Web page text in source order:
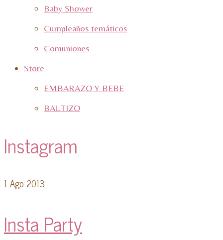
Baby Shower
Cumpleaños temáticos
Comuniones
Store
EMBARAZO Y BEBE
BAUTIZO
Instagram
1 Ago 2013
Insta Party